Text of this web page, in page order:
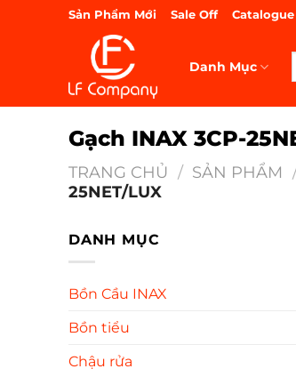
Sản Phẩm Mới Sale Off Catalogue
Danh Mục
Gạch INAX 3CP-
TRANG CHỦ / SẢN PHẨM
25NET/LUX
DANH MỤC
Bồn Cầu INAX
Bồn tiểu
Chậu rửa